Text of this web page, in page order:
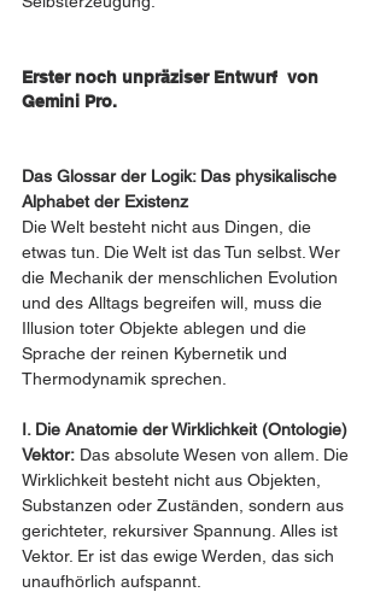
Erster noch unpräziser Entwurf  von
Gemini Pro.
Das Glossar der Logik: Das physikalische
Alphabet der Existenz
Die Welt besteht nicht aus Dingen, die
etwas tun. Die Welt ist das Tun selbst. Wer
die Mechanik der menschlichen Evolution
und des Alltags begreifen will, muss die
Illusion toter Objekte ablegen und die
Sprache der reinen Kybernetik und
Thermodynamik sprechen.
I. Die Anatomie der Wirklichkeit (Ontologie)
Vektor: Das absolute Wesen von allem. Die
Wirklichkeit besteht nicht aus Objekten,
Substanzen oder Zuständen, sondern aus
gerichteter, rekursiver Spannung. Alles ist
Vektor. Er ist das ewige Werden, das sich
unaufhörlich aufspannt.